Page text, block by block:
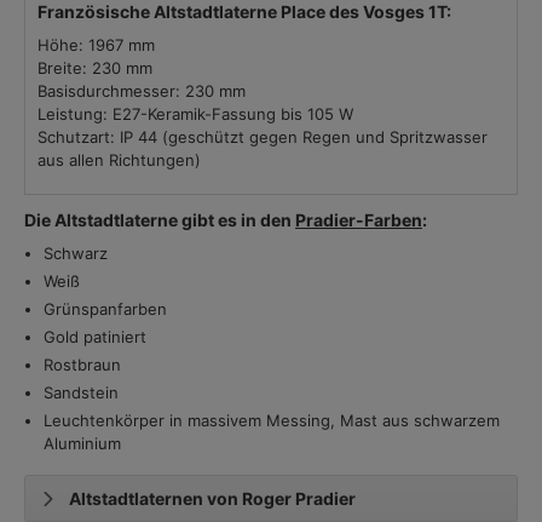
Französische Altstadtlaterne Place des Vosges 1T:
Höhe: 1967 mm
Breite: 230 mm
Basisdurchmesser: 230 mm
Leistung: E27-Keramik-Fassung bis 105 W
Schutzart: IP 44 (geschützt gegen Regen und Spritzwasser
aus allen Richtungen)
Die Altstadtlaterne gibt es in den Pradier-Farben:
Schwarz
Weiß
Grünspanfarben
Gold patiniert
Rostbraun
Sandstein
Leuchtenkörper in massivem Messing, Mast aus schwarzem
Aluminium
Altstadtlaternen von Roger Pradier